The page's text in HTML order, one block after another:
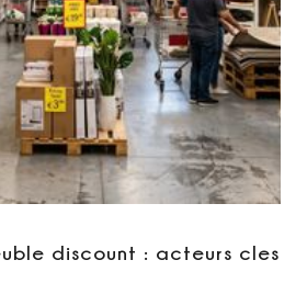
discount : acteurs cles